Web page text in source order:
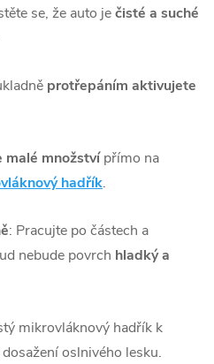
se, že auto ječisté a suché
protřepáním aktivujete
malé množstvípřímo na
hadřík.
: Pracujte po částech a
nebude povrch hladký a
mikrovláknový hadřík k
oslnivého lesku.